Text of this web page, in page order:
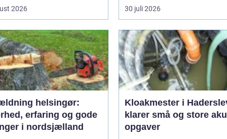
2026 30 juli 2026
helsingør:
erfaring og gode
i nordsjælland
Kloakmester i
klarer små og store
opgaver